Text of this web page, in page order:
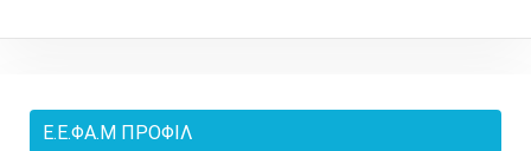
Ε.Ε.ΦΑ.Μ ΠΡΟΦΊΛ